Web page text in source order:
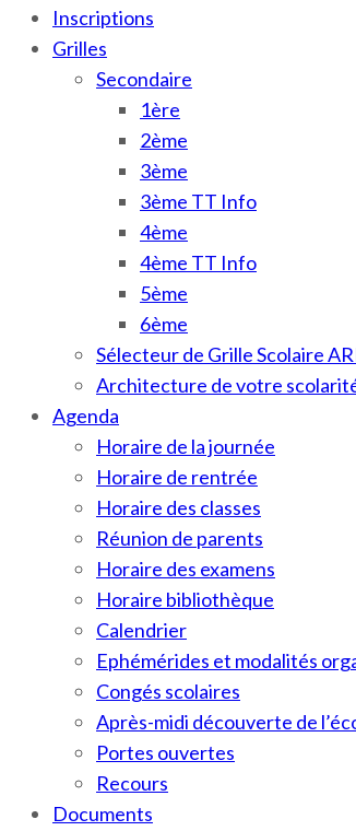
Inscriptions
Grilles
Secondaire
1ère
2ème
3ème
3ème TT Info
4ème
4ème TT Info
5ème
6ème
Sélecteur de Grille Scolaire
Architecture de votre
Agenda
Horaire de la journée
Horaire de rentrée
Horaire des classes
Réunion de parents
Horaire des examens
Horaire bibliothèque
Calendrier
Ephémérides et modalités
Congés scolaires
Après-midi découverte de
Portes ouvertes
Recours
Documents